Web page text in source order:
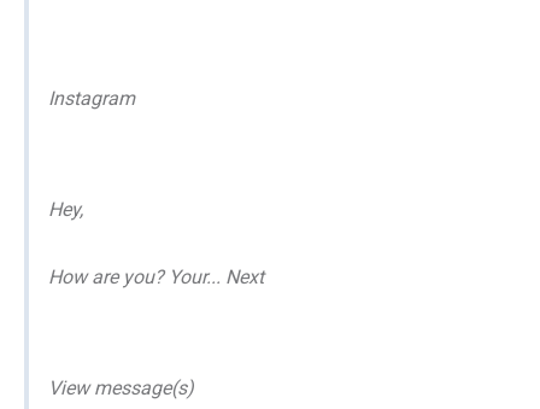
Instagram
Hey,
How are you? Your... Next
View message(s)